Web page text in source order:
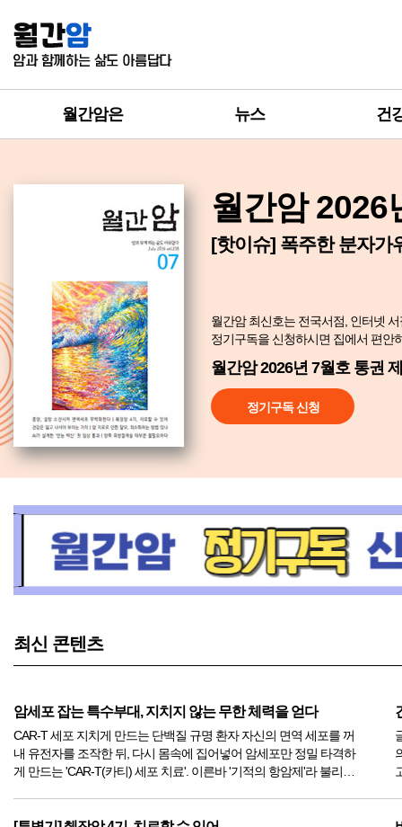
월간암은 뉴스 건
월간암 2026
[핫이슈] 폭주한 분자가
월간암 최신호는 전국서점, 인터넷
정기구독을 신청하시면 집에서 편안
월간암 2026년 7월호 통권
정기구독 신청
최신 콘텐츠
암세포 잡는 특수부대, 지치지 않는 무한 체력을 얻다
CAR-T 세포 지치게 만드는 단백질 규명 환자 자신의 면역 세포를 꺼
내 유전자를 조작한 뒤, 다시 몸속에 집어넣어 암세포만 정밀 타격하
게 만드는 'CAR-T(카티) 세포 치료'. 이른바 '기적의 항암제'라 불리는